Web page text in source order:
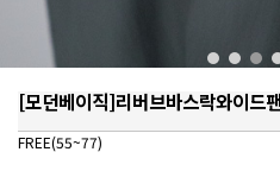
[모던베이직]리버브바스락와이
FREE(55~77)